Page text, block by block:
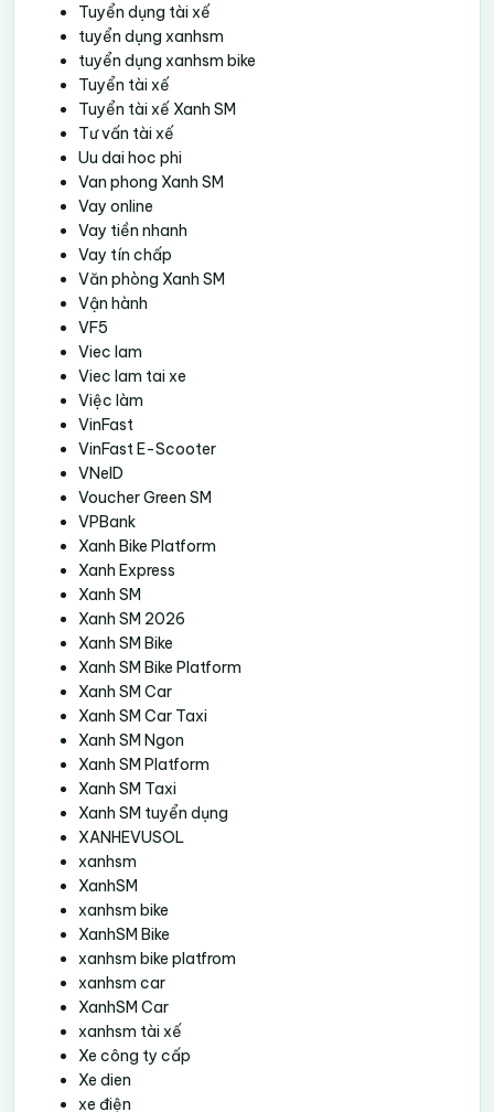
Tuyển dụng tài xế
tuyển dụng xanhsm
tuyển dụng xanhsm bike
Tuyển tài xế
Tuyển tài xế Xanh SM
Tư vấn tài xế
Uu dai hoc phi
Van phong Xanh SM
Vay online
Vay tiền nhanh
Vay tín chấp
Văn phòng Xanh SM
Vận hành
VF5
Viec lam
Viec lam tai xe
Việc làm
VinFast
VinFast E-Scooter
VNeID
Voucher Green SM
VPBank
Xanh Bike Platform
Xanh Express
Xanh SM
Xanh SM 2026
Xanh SM Bike
Xanh SM Bike Platform
Xanh SM Car
Xanh SM Car Taxi
Xanh SM Ngon
Xanh SM Platform
Xanh SM Taxi
Xanh SM tuyển dụng
XANHEVUSOL
xanhsm
XanhSM
xanhsm bike
XanhSM Bike
xanhsm bike platfrom
xanhsm car
XanhSM Car
xanhsm tài xế
Xe công ty cấp
Xe dien
xe điện